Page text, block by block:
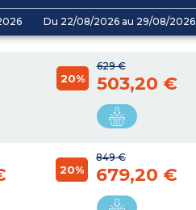
Du 22/08/2026 au 29/08/2026
629 €
20% 503,20 €
849 €
20% 679,20 €